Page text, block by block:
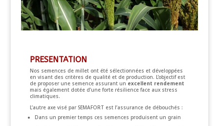
PRESENTATION
Nos semences de millet ont été sélectionnées et développées
en visant des critères de qualité et de production. L’objectif est
de proposer une semence assurant un excellent rendement
mais également dotée d’une forte résilience face aux stress
climatiques.
L’autre axe visé par SEMAFORT est l’assurance de débouchés :
Dans un premier temps ces semences produisent un grain